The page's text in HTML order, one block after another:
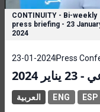
CONTINUITY - Bi-weekly
press briefing - 23
2024
23-01-2024Press
العربية ENG ESP